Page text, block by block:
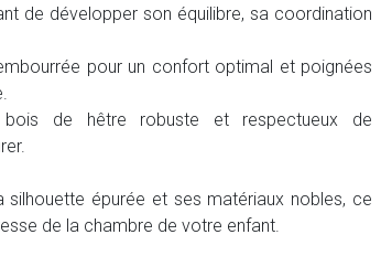
de développer son équilibre, sa coordination
pour un confort optimal et poignées
de hêtre robuste et respectueux de
épurée et ses matériaux nobles, ce
de la chambre de votre enfant.